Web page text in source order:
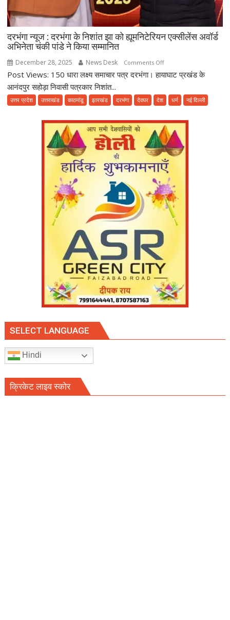
दरभंगा न्यूज : दरभंगा के निशांत झा को ह्यूमनिटेरियन एक्सीलेंस अवॉर्ड
अभिनेता चंकी पांडे ने किया सम्मानित
December 28, 2025 News Desk Comments Offon
दरभंगा
:
दरभंगा
के
निशांत
झा
को
ह्यूमनिटेरियन
एक्सीलेंस
अवॉर्ड
अभिनेता
चंकी
ने
किया
Post Views: 150 धारा लक्ष्य समाचार पत्र दरभंगा। हायाघाट प्रखंड के
आनंदपुर सहोड़ा निवासी पत्रकार निशांत...
उत्तर प्रदेश उत्तराखंड काठमांडू झारखंड दरभंगा देवघर देश धर्म नई दिल्ली
SELECT LANGUAGE
Hindi
क्रिकेट लाइव स्कोर